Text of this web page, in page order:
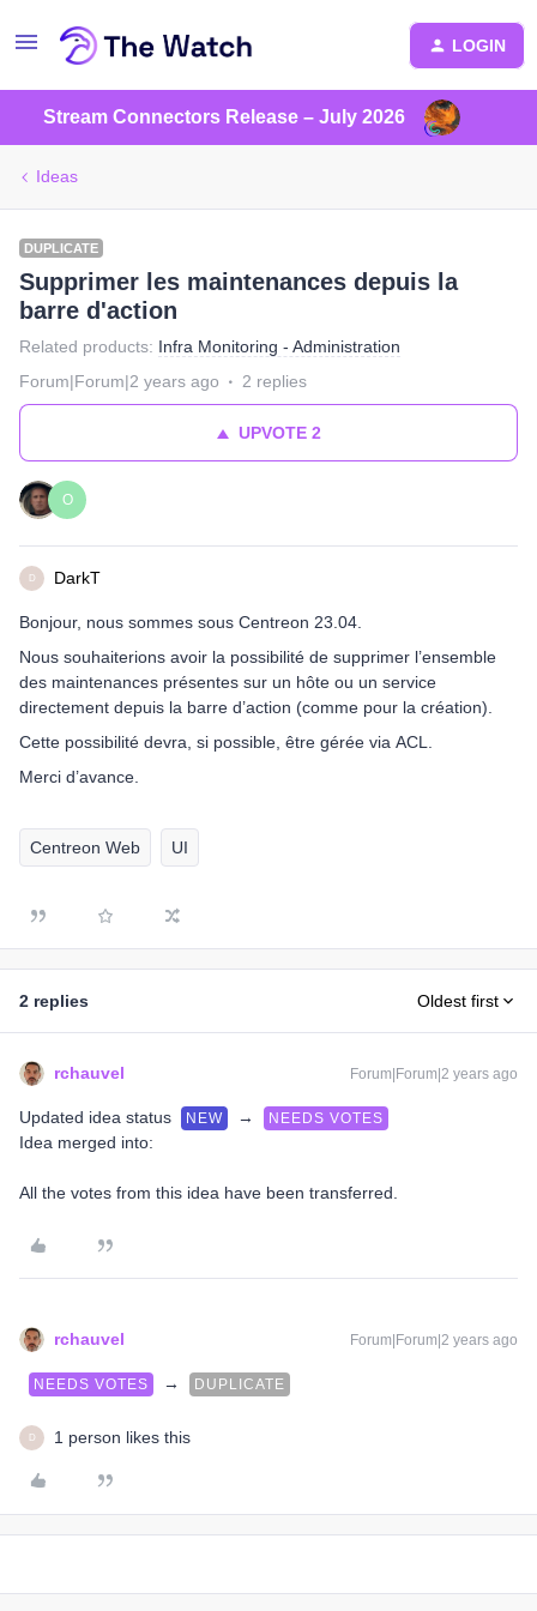
LOGIN
Stream Connectors Release – July 2026
Ideas
DUPLICATE
Supprimer les maintenances depuis la
barre d'action
Related products: Infra Monitoring - Administration
Forum|Forum|2 years ago
2 replies
UPVOTE2
O
D DarkT
Bonjour, nous sommes sous Centreon 23.04.
Nous souhaiterions avoir la possibilité de supprimer l’ensemble
des maintenances présentes sur un hôte ou un service
directement depuis la barre d’action (comme pour la création).
Cette possibilité devra, si possible, être gérée via ACL.
Merci d’avance.
Centreon Web UI
2 replies Oldest first
rchauvel Forum|Forum|2 years ago
Updated idea status NEW → NEEDS VOTES
Idea merged into:
All the votes from this idea have been transferred.
rchauvel Forum|Forum|2 years ago
NEEDS VOTES → DUPLICATE
D 1 person likes this